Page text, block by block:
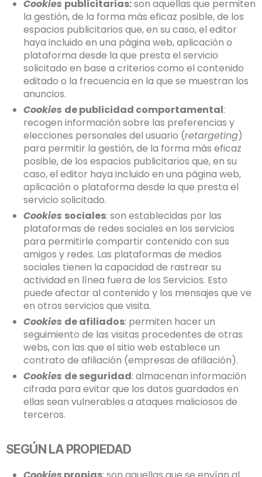
Cookies publicitarias:son aquellas que permiten
la gestión, de la forma más eficaz posible, de los
espacios publicitarios que, en su caso, el editor
haya incluido en una página web, aplicación o
plataforma desde la que presta el servicio
solicitado en base a criterios como el contenido
editado o la frecuencia en la que se muestran los
anuncios.
Cookies de publicidad comportamental:
recogen información sobre las preferencias y
elecciones personales del usuario (retargeting)
para permitir la gestión, de la forma más eficaz
posible, de los espacios publicitarios que, en su
caso, el editor haya incluido en una página web,
aplicación o plataforma desde la que presta el
servicio solicitado.
Cookies sociales: son establecidas por las
plataformas de redes sociales en los servicios
para permitirle compartir contenido con sus
amigos y redes. Las plataformas de medios
sociales tienen la capacidad de rastrear su
actividad en línea fuera de los Servicios. Esto
puede afectar al contenido y los mensajes que ve
en otros servicios que visita.
Cookies de afiliados: permiten hacer un
seguimiento de las visitas procedentes de otras
webs, con las que el sitio web establece un
contrato de afiliación (empresas de afiliación).
Cookies de seguridad: almacenan información
cifrada para evitar que los datos guardados en
ellas sean vulnerables a ataques maliciosos de
terceros.
SEGÚN LA PROPIEDAD